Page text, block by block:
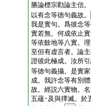
勝論標宗勸論主信
以有念等徳句義故。
我是實句。爲彼念
實若無。何成依止
等依餘地等八實
至但有虚言者。論
證彼此極成。汝所
等徳句義攝。是實
成。我許念等有別
故。經説六實物。
五蘊･及與擇滅。於